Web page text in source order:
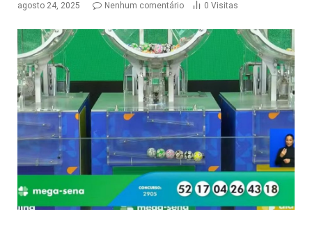
agosto 24, 2025 Nenhum comentário 0 Visitas